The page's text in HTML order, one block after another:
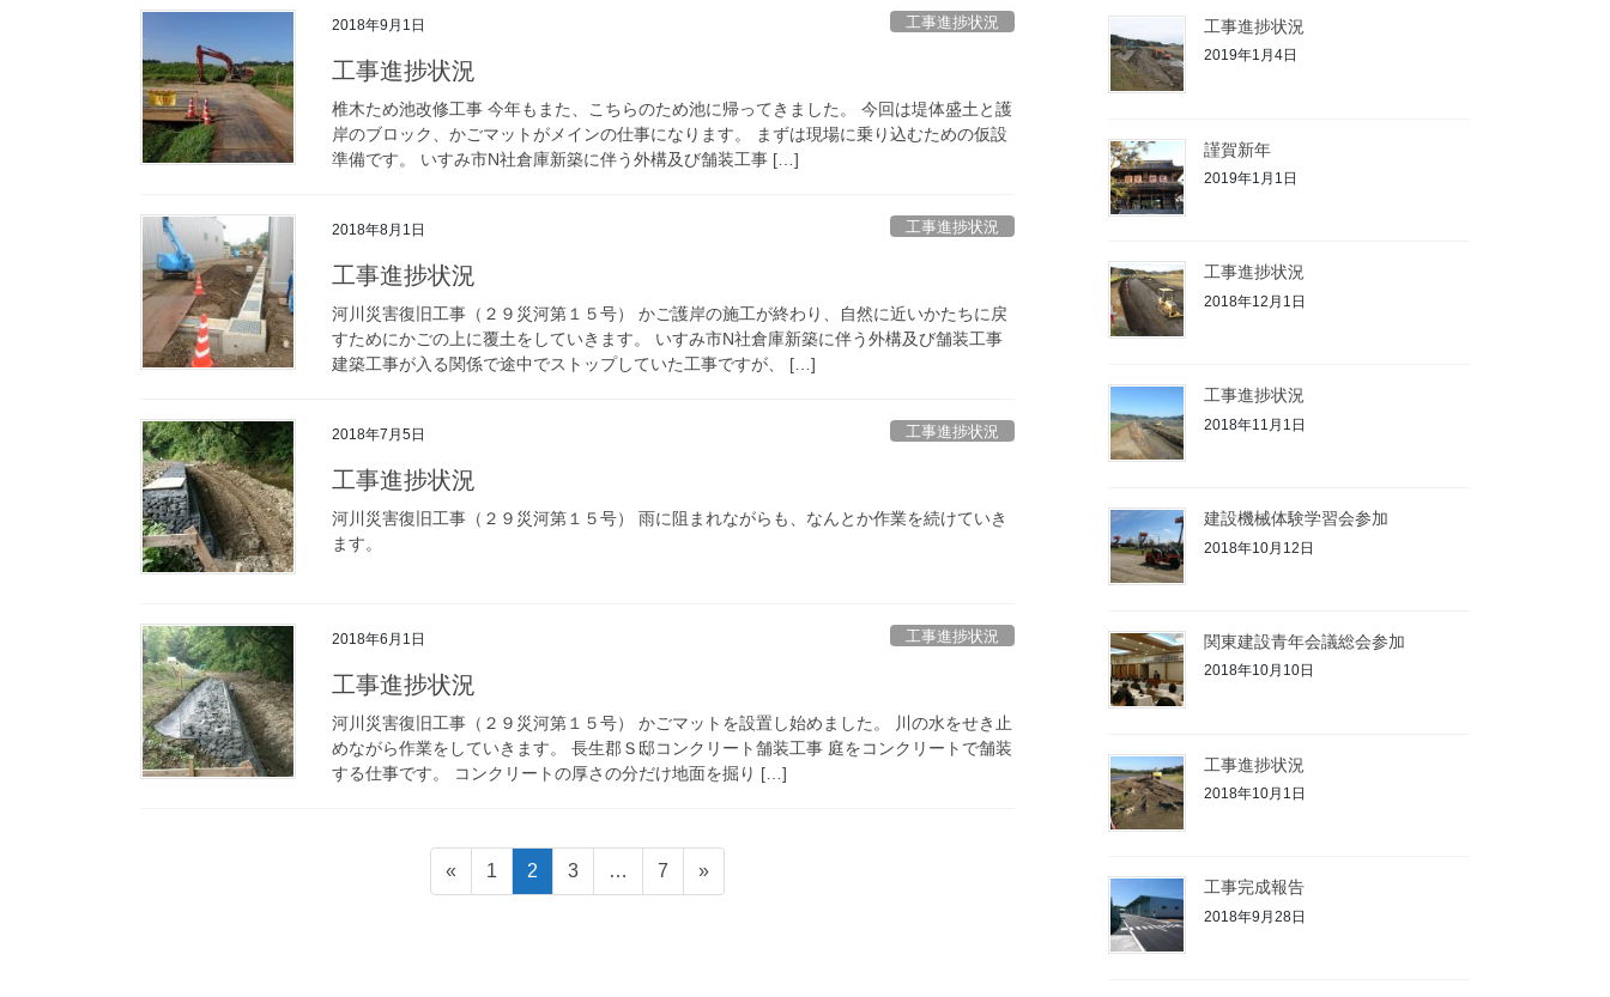
2018年9月1日 工事進捗状況
工事進捗状況
椎木ため池改修工事 今年もまた、こちらのため池に帰ってきました。 今回は堤体盛土と護
岸のブロック、かごマットがメインの仕事になります。 まずは現場に乗り込むための仮設
準備です。 いすみ市N社倉庫新築に伴う外構及び舗装工事 […]
2018年8月1日 工事進捗状況
工事進捗状況
河川災害復旧工事（２９災河第１５号） かご護岸の施工が終わり、自然に近いかたちに戻
すためにかごの上に覆土をしていきます。 いすみ市N社倉庫新築に伴う外構及び舗装工事
建築工事が入る関係で途中でストップしていた工事ですが、 […]
2018年7月5日 工事進捗状況
工事進捗状況
河川災害復旧工事（２９災河第１５号） 雨に阻まれながらも、なんとか作業を続けていき
ます。
2018年6月1日 工事進捗状況
工事進捗状況
河川災害復旧工事（２９災河第１５号） かごマットを設置し始めました。 川の水をせき止
めながら作業をしていきます。 長生郡Ｓ邸コンクリート舗装工事 庭をコンクリートで舗装
する仕事です。 コンクリートの厚さの分だけ地面を掘り […]
«
固
定
1
固
定
2
固
定
3 …
固
定
7 »
工事進捗状況
2019年1月4日
謹賀新年
2019年1月1日
工事進捗状況
2018年12月1日
工事進捗状況
2018年11月1日
建設機械体験学習会参加
2018年10月12日
関東建設青年会議総会参加
2018年10月10日
工事進捗状況
2018年10月1日
工事完成報告
2018年9月28日